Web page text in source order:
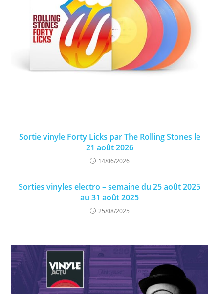
Sortie vinyle Forty Licks par The Rolling Stones le
21 août 2026
14/06/2026
Sorties vinyles electro – semaine du 25 août 2025
au 31 août 2025
25/08/2025